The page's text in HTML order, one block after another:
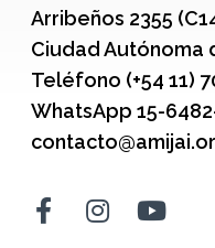
Arribeños 2355
Ciudad Autónoma
Teléfono (+54 11)
WhatsApp 15-